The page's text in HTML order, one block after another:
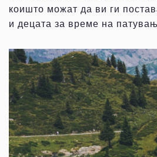
коишто можат да ви ги
и децата за време на